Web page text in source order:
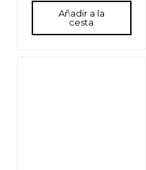
Añadir a la
cesta